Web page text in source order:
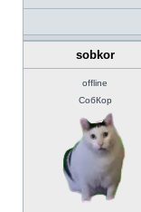
sobkor
offline
СобКор